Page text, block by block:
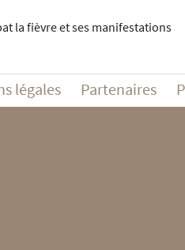
la fièvre et ses manifestations
légales Partenaires